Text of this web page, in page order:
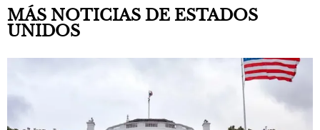
MÁS NOTICIAS DE ESTADOS
UNIDOS